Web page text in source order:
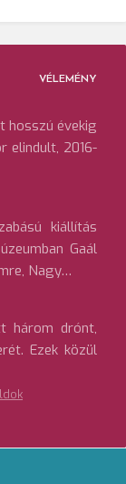
VÉLEMÉNY
hosszú évekig
elindult, 2016-
kiállítás
Gaál
Nagy…
három drónt,
Ezek közül